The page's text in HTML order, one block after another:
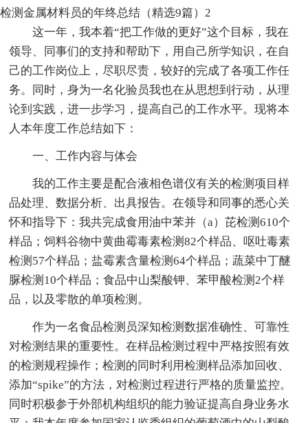
检测金属材料员的年终总结（精选9篇）2
这一年，我本着“把工作做的更好”这个目标，我在
领导、同事们的支持和帮助下，用自己所学知识，在自
己的工作岗位上，尽职尽责，较好的完成了各项工作任
务。同时，身为一名化验员我也在从思想到行动，从理
论到实践，进一步学习，提高自己的工作水平。现将本
人本年度工作总结如下：
一、工作内容与体会
我的工作主要是配合液相色谱仪有关的检测项目样
品处理、数据分析、出具报告。在领导和同事的悉心关
怀和指导下：我共完成食用油中苯并（a）芘检测610个
样品；饲料谷物中黄曲霉毒素检测82个样品、呕吐毒素
检测57个样品；盐霉素含量检测64个样品；蔬菜中丁醚
脲检测10个样品；食品中山梨酸钾、苯甲酸检测2个样
品，以及零散的单项检测。
作为一名食品检测员深知检测数据准确性、可靠性
对检测结果的重要性。在样品检测过程中严格按照有效
的检测规程操作；检测的同时利用检测样品添加回收、
添加“spike”的方法，对检测过程进行严格的质量监控。
同时积极参于外部机构组织的能力验证提高自身业务水